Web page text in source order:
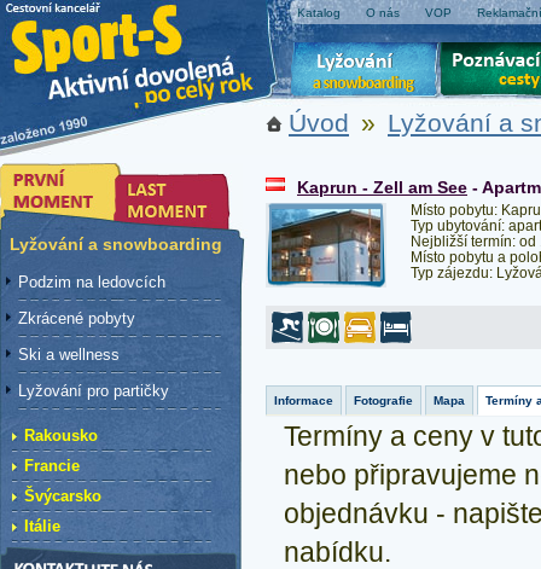
Katalog O nás VOP
Úvod » Lyžování a
Kaprun - Zell am See -
Místo pobytu:
Typ ubytování:
Nejbližší termín:
Místo pobytu a
Typ zájezdu:
Informace Fotografie Mapa Termíny
Termíny a ceny v
nebo připravujeme
objednávku -
nabídku.
Lyžování a snowboarding
Podzim na ledovcích
Zkrácené pobyty
Ski a wellness
Lyžování pro partičky
Rakousko
Francie
Švýcarsko
Itálie